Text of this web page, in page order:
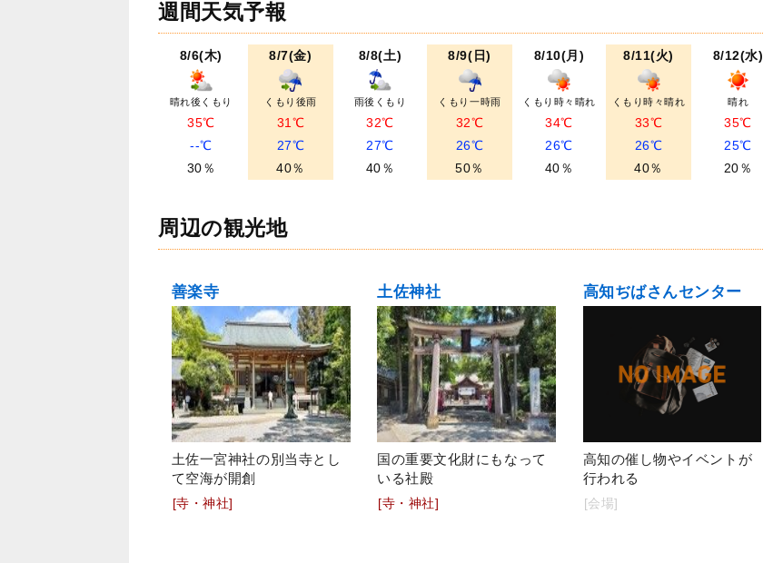
週間天気予報
8/6(木)
晴れ後くもり
35℃
--℃
30％
8/7(金)
くもり後雨
31℃
27℃
40％
8/8(土)
雨後くもり
32℃
27℃
40％
8/9(日)
くもり一時雨
32℃
26℃
50％
8/10(月)
くもり時々晴れ
34℃
26℃
40％
8/11(火)
くもり時々晴れ
33℃
26℃
40％
8/12(水)
晴れ
35℃
25℃
20％
周辺の観光地
善楽寺
土佐一宮神社の別当寺とし
て空海が開創
[寺・神社]
土佐神社
国の重要文化財にもなって
いる社殿
[寺・神社]
高知ぢばさんセンター
高知の催し物やイベントが
行われる
[会場]